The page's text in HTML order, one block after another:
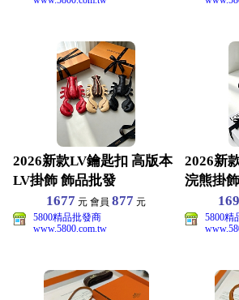
2026新款LV鑰匙扣 高版本
LV掛飾 飾品批發
1677 元 會員877 元
5800精品批發商
www.5800.com.tw
2026新
浣熊掛
5800精